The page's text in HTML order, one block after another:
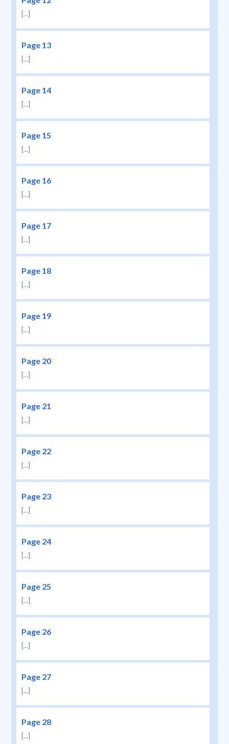
[...]
Page 13
[...]
Page 14
[...]
Page 15
[...]
Page 16
[...]
Page 17
[...]
Page 18
[...]
Page 19
[...]
Page 20
[...]
Page 21
[...]
Page 22
[...]
Page 23
[...]
Page 24
[...]
Page 25
[...]
Page 26
[...]
Page 27
[...]
Page 28
[...]